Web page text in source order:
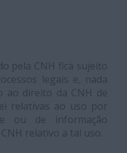
pela CNH fica sujeito
legais e, nada
ao direito da CNH de
relativas ao uso por
ou de informação
relativo a tal uso.